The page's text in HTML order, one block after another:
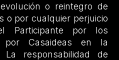
o reintegro de
o por cualquier perjuicio
Participante por los
por Casaideas en la
La responsabilidad de